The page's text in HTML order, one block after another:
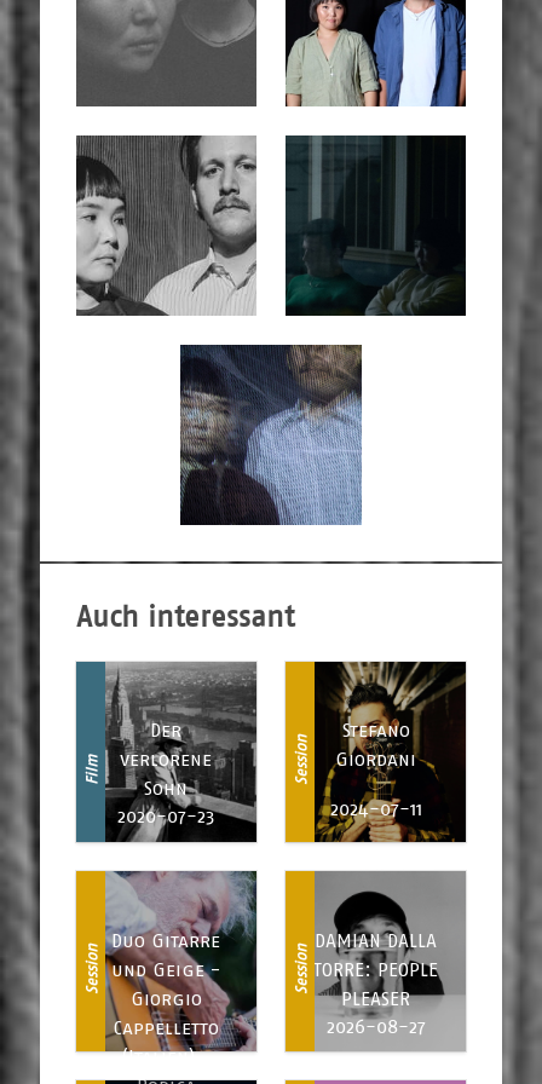
Auch interessant
Film
Der
verlorene
Sohn
2020-07-23
Session
Stefano
Giordani
2024-07-11
Session
Duo Gitarre
und Geige -
Giorgio
Cappelletto
(Italien) -
Session
DAMIAN DALLA
TORRE: PEOPLE
PLEASER
2026-08-27